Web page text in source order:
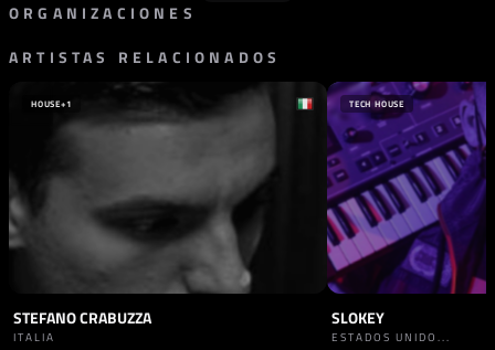
ORGANIZACIONES
SELLO
AND DANCE
ARTISTAS RELACIONADOS
HOUSE+1
STEFANO CRABUZZA
ITALIA
TECH HOUSE
SLOKEY
ESTADOS UNIDO...